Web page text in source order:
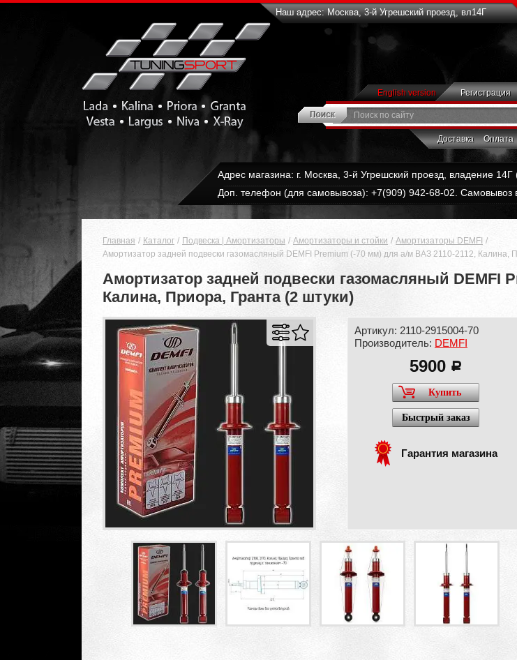
Наш адрес: Москва, 3-й Угрешский проезд, вл14Г
English version Регистрация
Доставка Оплата
Адрес магазина: г. Москва, 3-й Угрешский проезд, владение
Доп. телефон (для самовывоза): +7(909) 942-68-02.
Главная Каталог Подвеска | Амортизаторы Амортизаторы и стойки
Амортизаторы DEMFI
Амортизатор задней подвески газомасляный DEMFI Premium (-70 мм) для а/м ВАЗ 2110-2112, Калина,
Амортизатор задней подвески газомасляный DEMFI
Калина, Приора, Гранта (2 штуки)
Артикул: 2110-2915004-70
Производитель: DEMFI
5900 a
Купить
Быстрый заказ
Гарантия магазина